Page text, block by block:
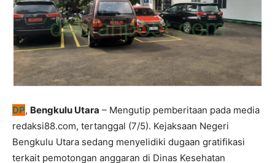
DP, Bengkulu Utara – Mengutip pemberitaan pada media
redaksi88.com, tertanggal (7/5). Kejaksaan Negeri
Bengkulu Utara sedang menyelidiki dugaan gratifikasi
terkait pemotongan anggaran di Dinas Kesehatan